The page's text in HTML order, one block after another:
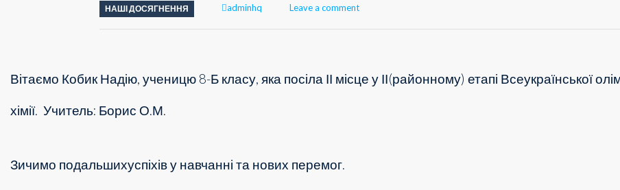
НАШІ ДОСЯГНЕННЯ Author
adminhq Leave a comment
Вітаємо Кобик Надію, ученицю 8-Б класу, яка посіла ІІ місце у ІІ(районному) етапі Всеукраїнської
хімії. Учитель: Борис О.М.
Зичимо подальшихуспіхів у навчанні та нових перемог.